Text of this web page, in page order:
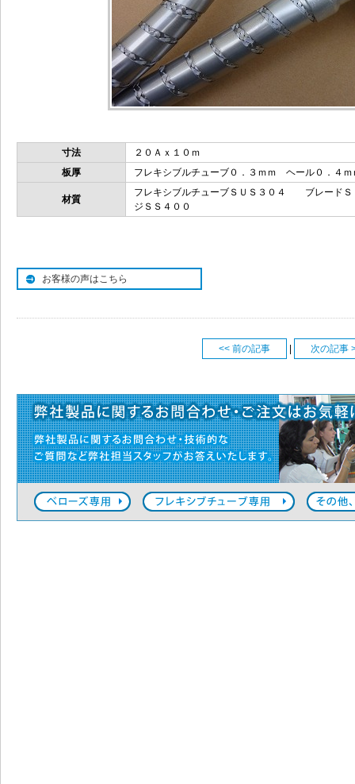
寸法
２０Ａｘ１０ｍ
板厚
フレキシブルチューブ０．３ｍｍ ヘール０．４ｍ
材質
フレキシブルチューブＳＵＳ３０４ ブレー
ジＳＳ４００
お客様の声はこちら
<< 前の記事 次の記事